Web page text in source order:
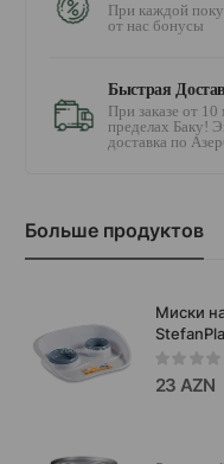
При каждой
от нас бонусы
Быстрая
При заказе от 10
пределах Баку!
доставка по
Больше продуктов
Миски
для
мелких
Бело-
23 AZN